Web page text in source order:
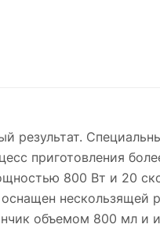
результат.
приготовления
800 Вт и 20
объемом 800 мл и